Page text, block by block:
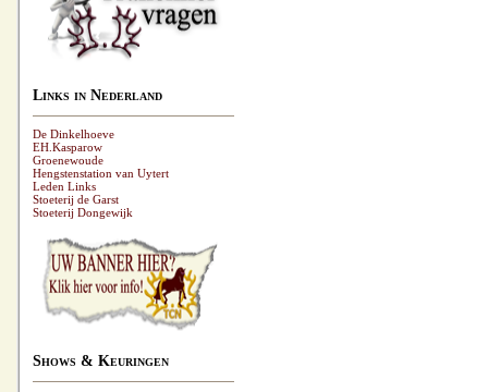
Links in Nederland
De Dinkelhoeve
EH.Kasparow
Groenewoude
Hengstenstation van Uytert
Leden Links
Stoeterij de Garst
Stoeterij Dongewijk
Shows & Keuringen